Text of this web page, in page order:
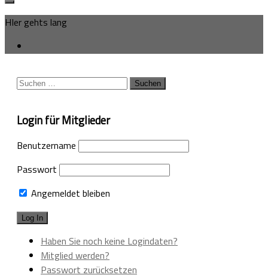
HIer gehts lang
Suchen
Login für Mitglieder
Benutzername
Passwort
Angemeldet bleiben
Haben Sie noch keine Logindaten?
Mitglied werden?
Passwort zurücksetzen